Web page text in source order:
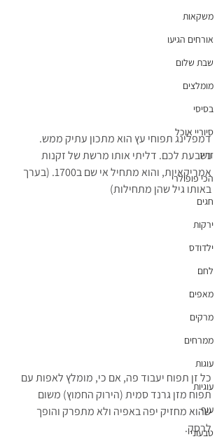
משקאות
אורחים הגיעו
שבת שלום
מומלצים
בסיסי
סיוריי אוכל
זריז
הכי פופולרי
חגים
ירקות
ילדודס
לחם
מאפים
מרקים
ממרחים
עוגות
עוגיות
עוף
טבעוני
דמפלינג תפוחי עץ הוא מתכון עתיק ממש.
נשבעת לכם. דליתי אותו מרשת של זקנות
אמריקאיות, והוא מתחיל אי שם ב1700. (בערך
באותו גיל שהן מתחילות)
כל זן תפוח יעבוד פה, אם כי, מומלץ לאפות עם
תפוח מזן גרנד סמית (הירוק החמוץ) משום
שהוא מחזיק יפה באפיה ולא מתפרק והופך
לרסק.